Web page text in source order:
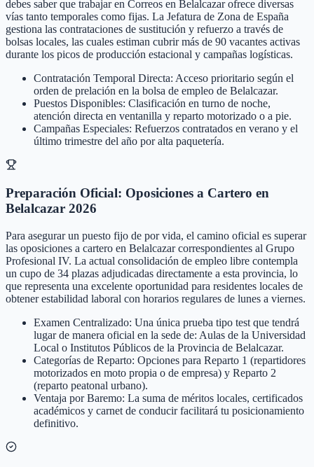
debes saber que trabajar en Correos en Belalcazar ofrece diversas
vías tanto temporales como fijas. La Jefatura de Zona de España
gestiona las contrataciones de sustitución y refuerzo a través de
bolsas locales, las cuales estiman cubrir más de 90 vacantes activas
durante los picos de producción estacional y campañas logísticas.
Contratación Temporal Directa: Acceso prioritario según el
orden de prelación en la bolsa de empleo de Belalcazar.
Puestos Disponibles: Clasificación en turno de noche,
atención directa en ventanilla y reparto motorizado o a pie.
Campañas Especiales: Refuerzos contratados en verano y el
último trimestre del año por alta paquetería.
Preparación Oficial: Oposiciones a Cartero en
Belalcazar 2026
Para asegurar un puesto fijo de por vida, el camino oficial es superar
las oposiciones a cartero en Belalcazar correspondientes al Grupo
Profesional IV. La actual consolidación de empleo libre contempla
un cupo de 34 plazas adjudicadas directamente a esta provincia, lo
que representa una excelente oportunidad para residentes locales de
obtener estabilidad laboral con horarios regulares de lunes a viernes.
Examen Centralizado: Una única prueba tipo test que tendrá
lugar de manera oficial en la sede de: Aulas de la Universidad
Local o Institutos Públicos de la Provincia de Belalcazar.
Categorías de Reparto: Opciones para Reparto 1 (repartidores
motorizados en moto propia o de empresa) y Reparto 2
(reparto peatonal urbano).
Ventaja por Baremo: La suma de méritos locales, certificados
académicos y carnet de conducir facilitará tu posicionamiento
definitivo.